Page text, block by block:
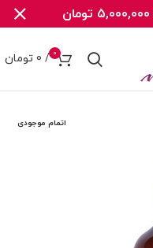
0
/
0 تومان
اتمام موجودی